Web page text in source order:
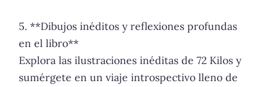
5. **Dibujos inéditos y reflexiones profundas
en el libro**
Explora las ilustraciones inéditas de 72 Kilos y
sumérgete en un viaje introspectivo lleno de